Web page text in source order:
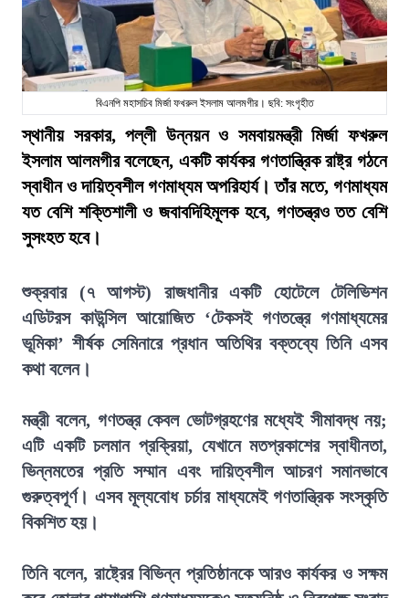
বিএনপি মহাসচিব মির্জা ফখরুল ইসলাম আলমগীর। ছবি: সংগৃহীত
স্থানীয় সরকার, পল্লী উন্নয়ন ও সমবায়মন্ত্রী মির্জা ফখরুল
ইসলাম আলমগীর বলেছেন, একটি কার্যকর গণতান্ত্রিক রাষ্ট্র গঠনে
স্বাধীন ও দায়িত্বশীল গণমাধ্যম অপরিহার্য। তাঁর মতে, গণমাধ্যম
যত বেশি শক্তিশালী ও জবাবদিহিমূলক হবে, গণতন্ত্রও তত বেশি
সুসংহত হবে।
শুক্রবার (৭ আগস্ট) রাজধানীর একটি হোটেলে টেলিভিশন
এডিটরস কাউন্সিল আয়োজিত ‘টেকসই গণতন্ত্রে গণমাধ্যমের
ভূমিকা’ শীর্ষক সেমিনারে প্রধান অতিথির বক্তব্যে তিনি এসব
কথা বলেন।
মন্ত্রী বলেন, গণতন্ত্র কেবল ভোটগ্রহণের মধ্যেই সীমাবদ্ধ নয়;
এটি একটি চলমান প্রক্রিয়া, যেখানে মতপ্রকাশের স্বাধীনতা,
ভিন্নমতের প্রতি সম্মান এবং দায়িত্বশীল আচরণ সমানভাবে
গুরুত্বপূর্ণ। এসব মূল্যবোধ চর্চার মাধ্যমেই গণতান্ত্রিক সংস্কৃতি
বিকশিত হয়।
তিনি বলেন, রাষ্ট্রের বিভিন্ন প্রতিষ্ঠানকে আরও কার্যকর ও সক্ষম